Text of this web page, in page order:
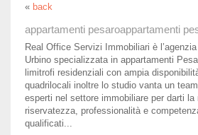
Servizi
Proponi
Blog
Contatti
« back
appartamenti pesaroappartamenti
Real Office Servizi Immobiliari è
Urbino specializzata in appartamenti
limitrofi residenziali con ampia
quadrilocali inoltre lo studio vanta un
esperti nel settore immobiliare per darti
riservatezza, professionalità e
qualificati...